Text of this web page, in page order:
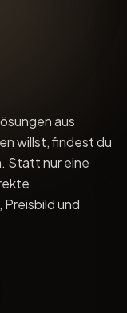
aus
willst, findest du
Statt nur eine
und